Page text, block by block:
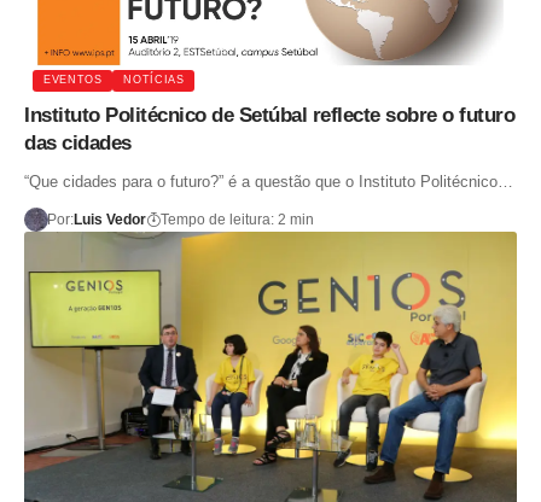
EVENTOS NOTÍCIAS
Instituto Politécnico de Setúbal reflecte sobre o futuro
das cidades
“Que cidades para o futuro?” é a questão que o Instituto Politécnico…
Por:Luis Vedor Tempo de leitura: 2 min